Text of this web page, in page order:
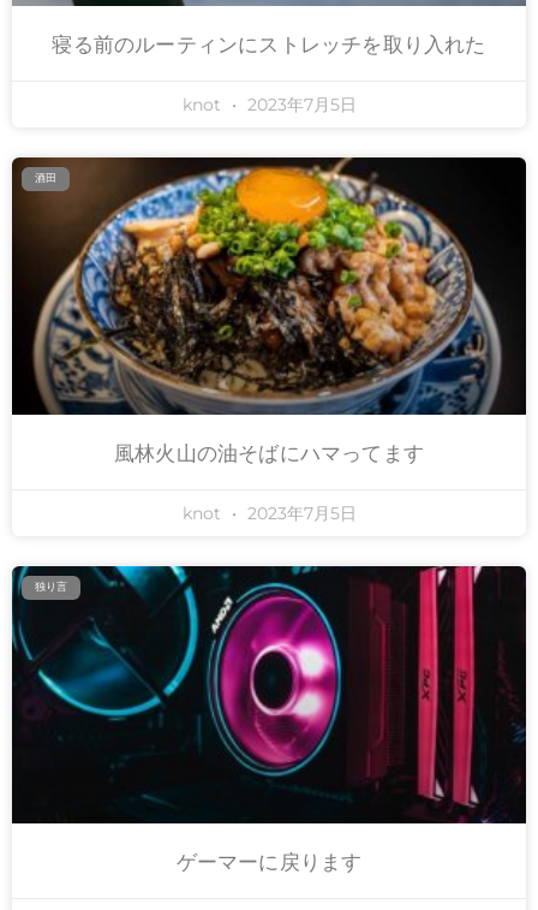
寝る前のルーティンにストレッチを取り入れた
knot 2023年7月5日
酒田
風林火山の油そばにハマってます
knot 2023年7月5日
独り言
ゲーマーに戻ります